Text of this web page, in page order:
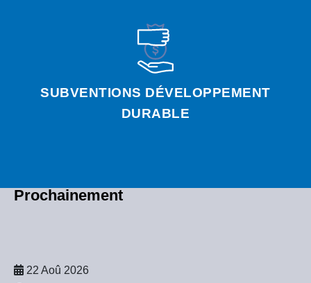
SUBVENTIONS DÉVELOPPEMENT
DURABLE
Prochainement
22 Aoû 2026